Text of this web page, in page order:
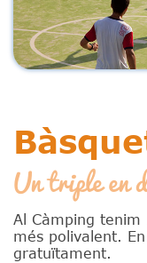
Un triple en
Al Càmping tenim
més polivalent.
gratuïtament.